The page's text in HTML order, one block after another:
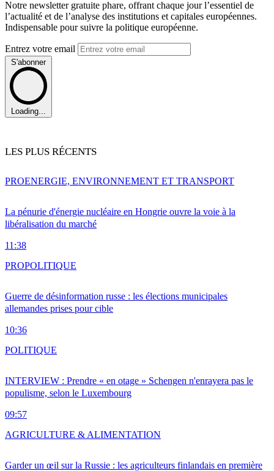
Notre newsletter gratuite phare, offrant chaque jour l’essentiel de
l’actualité et de l’analyse des institutions et capitales européennes.
Indispensable pour suivre la politique européenne.
Entrez votre email
S'abonner
Loading...
LES PLUS RÉCENTS
La pénurie d'énergie nucléaire en Hongrie ouvre la voie à la
libéralisation du marché
11:38
PROENERGIE, ENVIRONNEMENT ET TRANSPORT
Guerre de désinformation russe : les élections municipales
allemandes prises pour cible
10:36
PROPOLITIQUE
INTERVIEW : Prendre « en otage » Schengen n'enrayera pas le
populisme, selon le Luxembourg
09:57
POLITIQUE
Garder un œil sur la Russie : les agriculteurs finlandais en première
AGRICULTURE & ALIMENTATION